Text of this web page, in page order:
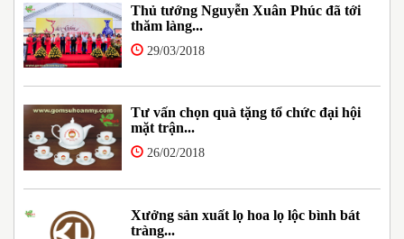
Thủ tướng Nguyễn Xuân Phúc đã tới
thăm làng...
29/03/2018
Tư vấn chọn quà tặng tổ chức đại hội
mặt trận...
26/02/2018
Xưởng sản xuất lọ hoa lọ lộc bình bát
tràng...